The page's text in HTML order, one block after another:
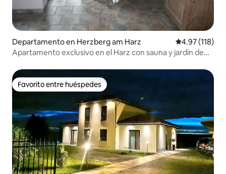
Departamento en Herzberg am Harz Calificación
4.97 (118)
Apartamento exclusivo en el Harz con sauna y jardín de
Favorito entre huéspedes
Favorito entre huéspedes